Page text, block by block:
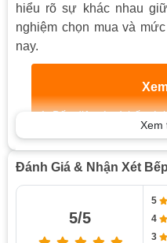
hiểu rõ sự khác nhau
nghiệm chọn mua và
nay.
Bếp điện từ và bếp từ
So sánh nguyên lý
năng tiết kiệm điện
So sánh độ an
Nên chọn bếp
Kinh nghiệm chọn
Đánh Giá & Nhận Xét
5/5
5
4
3